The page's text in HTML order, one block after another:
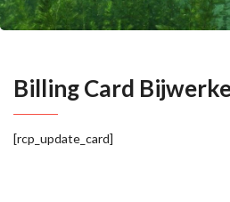
Billing Card
[rcp_update_card]